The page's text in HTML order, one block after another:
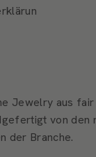
Jewelry aus fair
von den
der Branche.